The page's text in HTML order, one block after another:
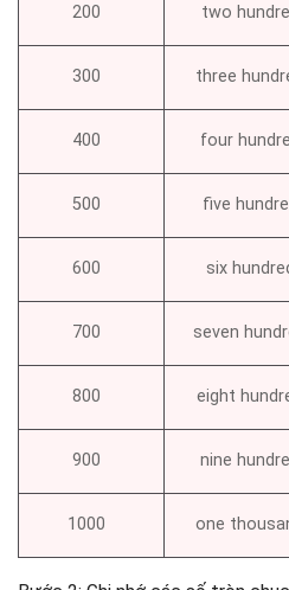
200 two
300 three
400 four
500 five
600 six
700 seven
800 eight
900 nine
1000 one